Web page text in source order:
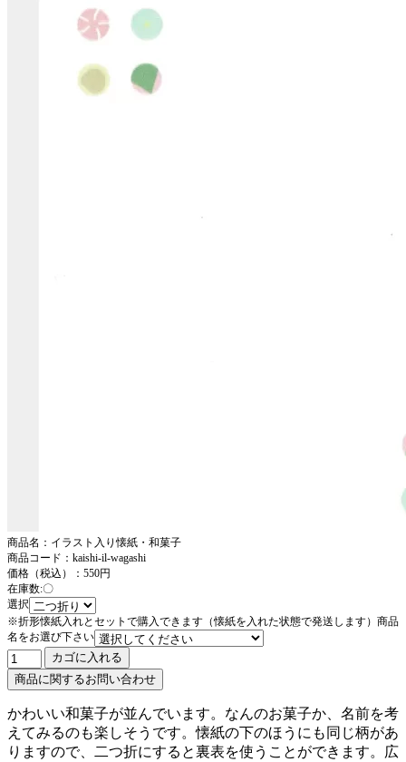
商品名：イラスト入り懐紙・和菓子
商品コード：kaishi-il-wagashi
価格（税込）：550円
在庫数:〇
選択
※折形懐紙入れとセットで購入できます（懐紙を入れた状態で発送します）商品
名をお選び下さい
かわいい和菓子が並んでいます。なんのお菓子か、名前を考
えてみるのも楽しそうです。懐紙の下のほうにも同じ柄があ
りますので、二つ折にすると裏表を使うことができます。広